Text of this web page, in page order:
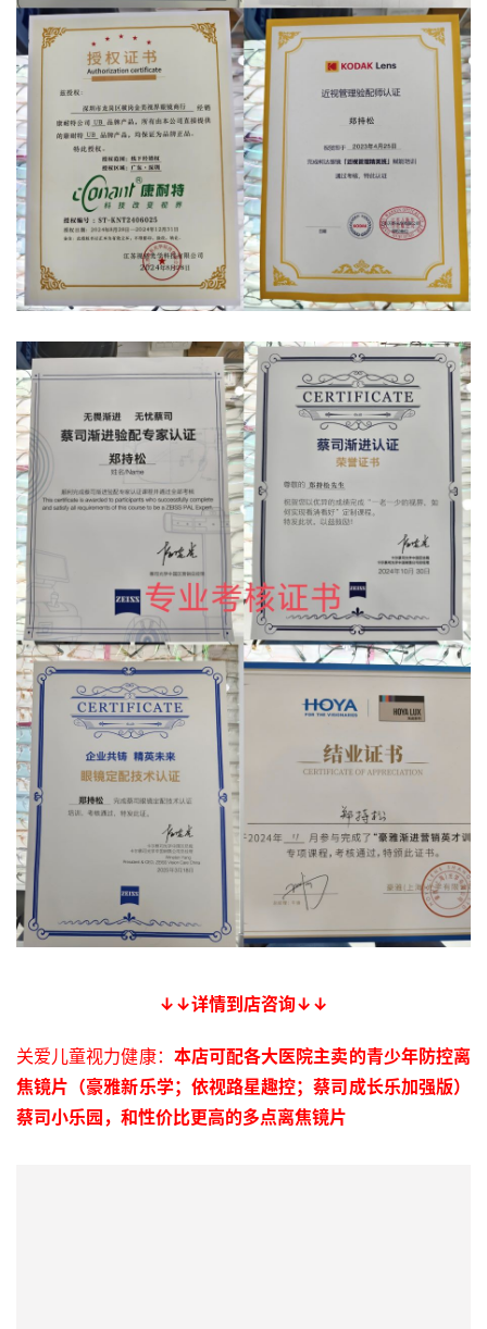
↓↓详情到店咨询↓↓
关爱儿童视力健康： 本店可配各大医院主卖的青少年防控离
焦镜片（豪雅新乐学；依视路星趣控；蔡司成长乐加强版）
蔡司小乐园，和性价比更高的多点离焦镜片